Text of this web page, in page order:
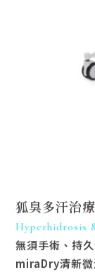
狐臭多汗治療
Hyperhidrosis
無須手術、持
miraDry清新微